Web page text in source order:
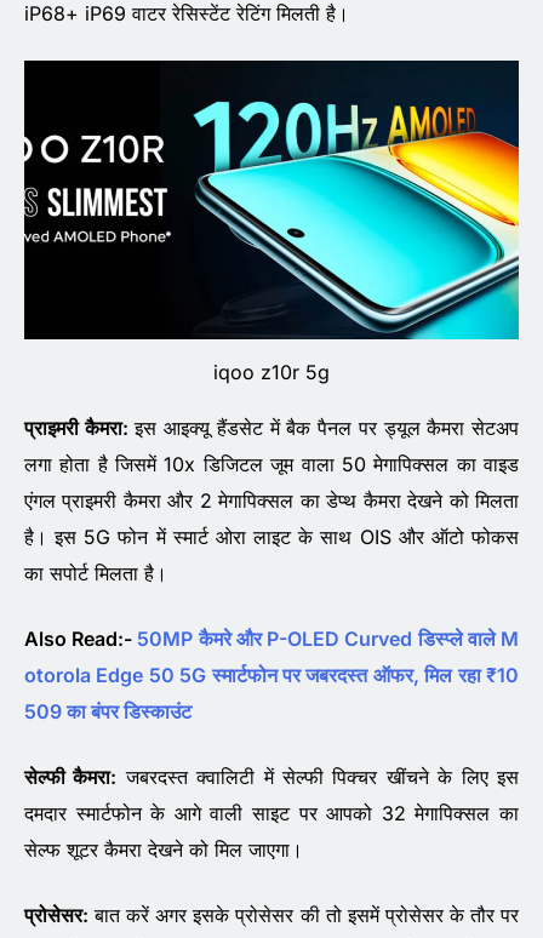
iP68+ iP69 वाटर रेसिस्टेंट रेटिंग मिलती है।
iqoo z10r 5g
प्राइमरी कैमरा: इस आइक्यू हैंडसेट में बैक पैनल पर ड्यूल कैमरा सेटअप
लगा होता है जिसमें 10x डिजिटल जूम वाला 50 मेगापिक्सल का वाइड
एंगल प्राइमरी कैमरा और 2 मेगापिक्सल का डेप्थ कैमरा देखने को मिलता
है। इस 5G फोन में स्मार्ट ओरा लाइट के साथ OIS और ऑटो फोकस
का सपोर्ट मिलता है।
Also Read:- 50MP कैमरे और P-OLED Curved डिस्प्ले वाले M
otorola Edge 50 5G स्मार्टफोन पर जबरदस्त ऑफर, मिल रहा ₹10
509 का बंपर डिस्काउंट
सेल्फी कैमरा: जबरदस्त क्वालिटी में सेल्फी पिक्चर खींचने के लिए इस
दमदार स्मार्टफोन के आगे वाली साइट पर आपको 32 मेगापिक्सल का
सेल्फ शूटर कैमरा देखने को मिल जाएगा।
प्रोसेसर: बात करें अगर इसके प्रोसेसर की तो इसमें प्रोसेसर के तौर पर